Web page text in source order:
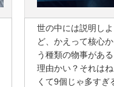
世の中には説明し
ど、かえって核心
う種類の物事があ
理由かい？それは
くて9個じゃ多すぎ